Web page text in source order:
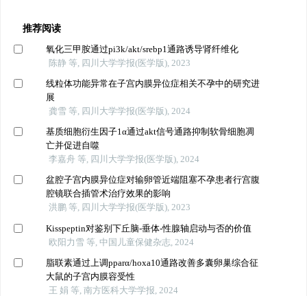
推荐阅读
氧化三甲胺通过pi3k/akt/srebp1通路诱导肾纤维化
陈静 等, 四川大学学报(医学版), 2023
线粒体功能异常在子宫内膜异位症相关不孕中的研究进
展
龚雪 等, 四川大学学报(医学版), 2024
基质细胞衍生因子1α通过akt信号通路抑制软骨细胞凋
亡并促进自噬
李嘉舟 等, 四川大学学报(医学版), 2024
盆腔子宫内膜异位症对输卵管近端阻塞不孕患者行宫腹
腔镜联合插管术治疗效果的影响
洪鹏 等, 四川大学学报(医学版), 2023
Kisspeptin对鉴别下丘脑-垂体-性腺轴启动与否的价值
欧阳力雪 等, 中国儿童保健杂志, 2024
脂联素通过上调pparα/hoxa10通路改善多囊卵巢综合征
大鼠的子宫内膜容受性
王 娟 等, 南方医科大学学报, 2024